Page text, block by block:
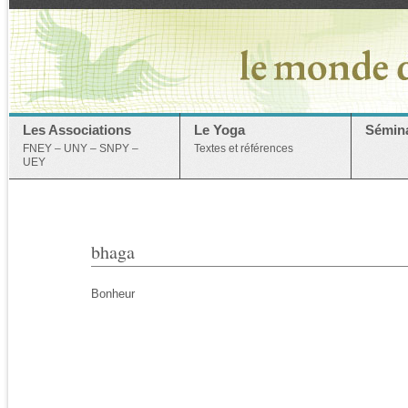
Les Associations
FNEY – UNY – SNPY –
UEY
Le Yoga
Textes et références
bhaga
Bonheur